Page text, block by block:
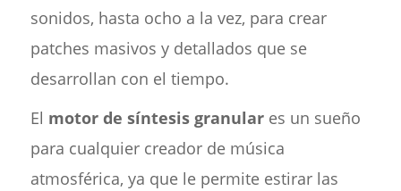
sonidos, hasta ocho a la vez, para crear
patches masivos y detallados que se
desarrollan con el tiempo.
El motor de síntesis granulares un sueño
para cualquier creador de música
atmosférica, ya que le permite estirar las